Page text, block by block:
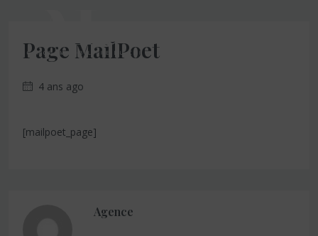
Page MailPoet
4 ans ago
[mailpoet_page]
Agence